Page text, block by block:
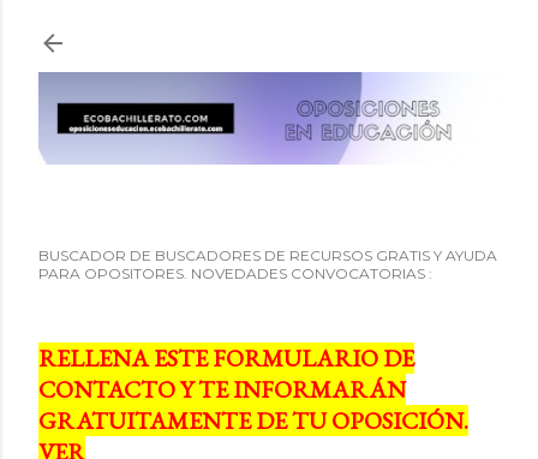
BUSCADOR DE BUSCADORES DE RECURSOS GRATIS Y AYUDA
PARA OPOSITORES. NOVEDADES CONVOCATORIAS :
RELLENA ESTE FORMULARIO DE
CONTACTO Y TE INFORMARÁN
GRATUITAMENTE DE TU OPOSICIÓN.
VER